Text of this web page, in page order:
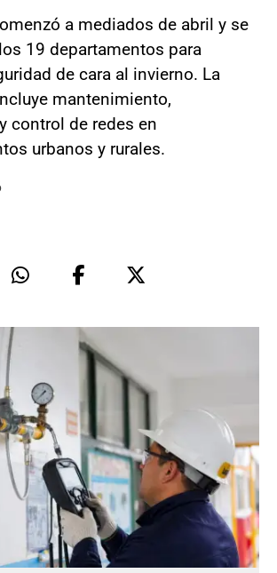
a mediados de abril y se
19 departamentos para
de cara al invierno. La
mantenimiento,
control de redes en
urbanos y rurales.